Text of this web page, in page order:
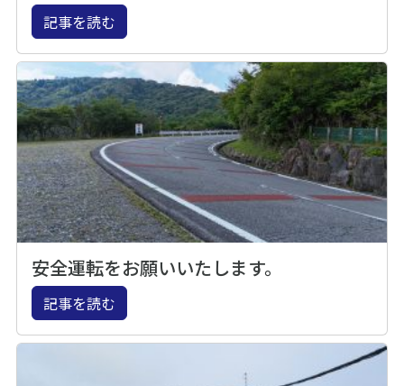
記事を読む
安全運転をお願いいたします。
記事を読む